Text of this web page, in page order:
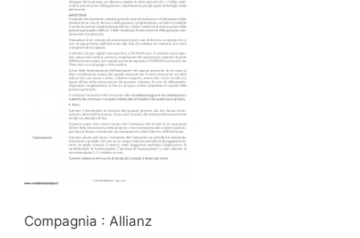
Compagnia : Allianz